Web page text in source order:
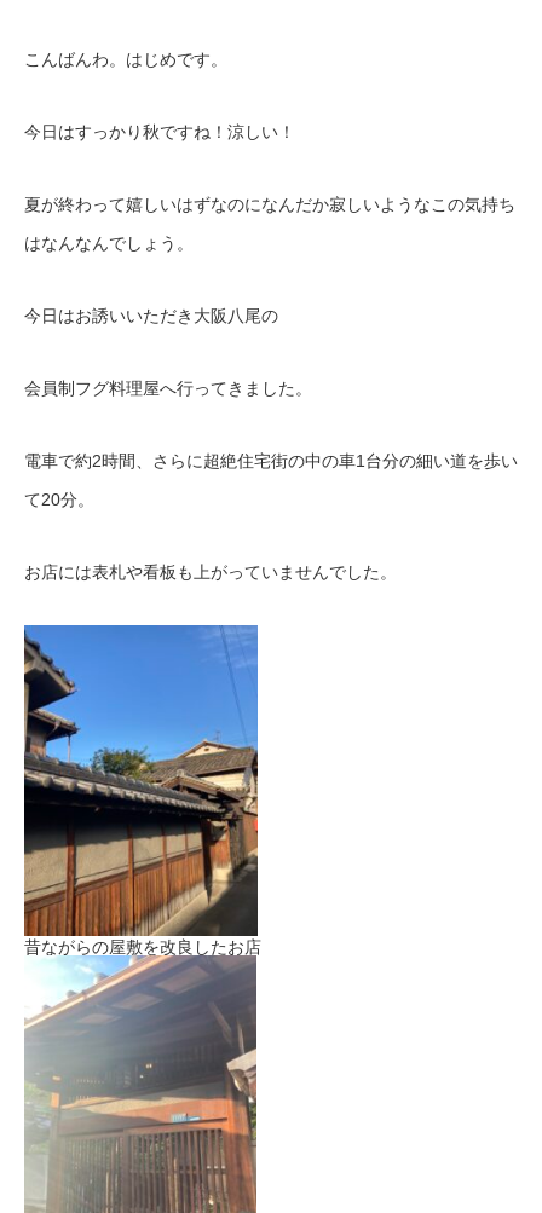
こんばんわ。はじめです。
今日はすっかり秋ですね！涼しい！
夏が終わって嬉しいはずなのになんだか寂しいようなこの気持ち
はなんなんでしょう。
今日はお誘いいただき大阪八尾の
会員制フグ料理屋へ行ってきました。
電車で約2時間、さらに超絶住宅街の中の車1台分の細い道を歩い
て20分。
お店には表札や看板も上がっていませんでした。
昔ながらの屋敷を改良したお店